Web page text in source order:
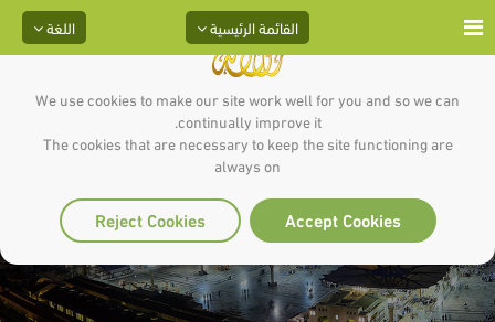
We use cookies to make our site work well for you and so we can
continually improve it.
The cookies that are necessary to keep the site functioning are
always on
Accept Cookies
Reject Cookies
اللغة القائمة الرئيسية
سعد بن معاذ